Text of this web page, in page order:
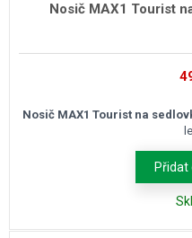
Nosič MAX1 Tourist
Nosič MAX1 Tourist na
Přidat